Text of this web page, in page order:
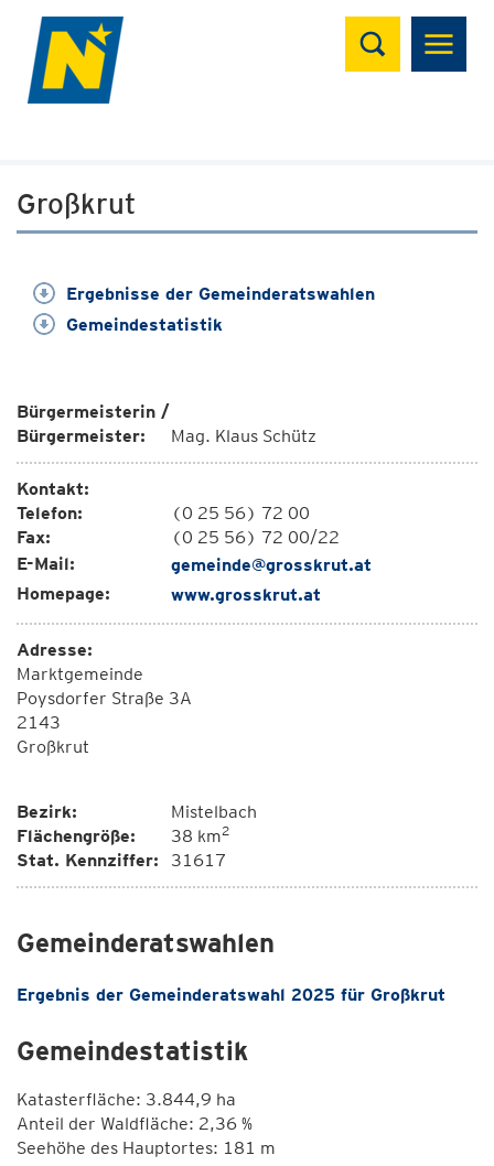
Suchen
Großkrut
Ergebnisse der Gemeinderatswahlen
Gemeindestatistik
Bürgermeisterin /
Bürgermeister:
Mag. Klaus Schütz
Kontakt:
Telefon:
(0 25 56) 72 00
Fax:
(0 25 56) 72 00/22
E-Mail:
gemeinde@grosskrut.at
Homepage:
www.grosskrut.at
Adresse:
Marktgemeinde
Poysdorfer Straße 3A
2143
Großkrut
Bezirk:
Mistelbach
Flächengröße:
38 km2
Stat. Kennziffer: 31617
Gemeinderatswahlen
Ergebnis der Gemeinderatswahl 2025 für Großkrut
Gemeindestatistik
Katasterfläche: 3.844,9 ha
Anteil der Waldfläche: 2,36 %
Seehöhe des Hauptortes: 181 m